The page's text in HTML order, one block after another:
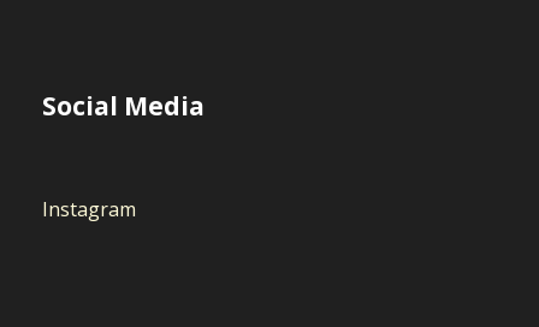
Social Media
Instagram